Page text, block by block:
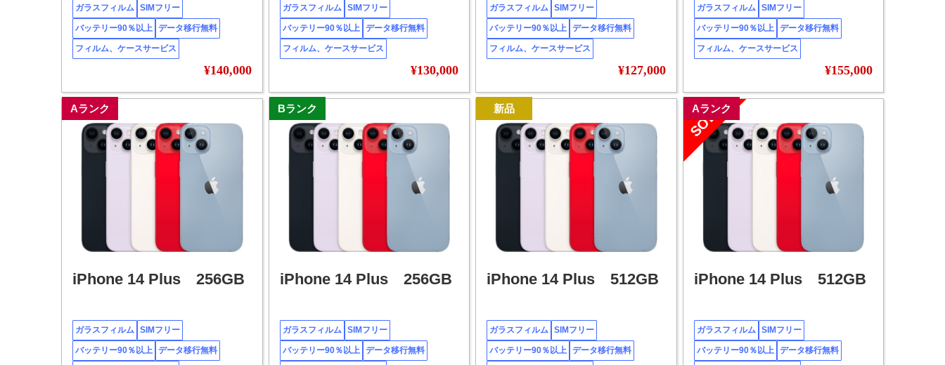
ガラスフィルム SIMフリー
バッテリー90％以上 データ移行無料
フィルム、ケースサービス
¥140,000
ガラスフィルム SIMフリー
バッテリー90％以上 データ移行無料
フィルム、ケースサービス
¥130,000
ガラスフィルム SIMフリー
バッテリー90％以上 データ移行無料
フィルム、ケースサービス
¥127,000
ガラスフィルム SIMフリー
バッテリー90％以上 データ移行無料
フィルム、ケースサービス
¥155,000
Aランク
iPhone 14 Plus 256GB
ガラスフィルム SIMフリー
バッテリー90％以上 データ移行無料
Bランク
iPhone 14 Plus 256GB
ガラスフィルム SIMフリー
バッテリー90％以上 データ移行無料
新品
iPhone 14 Plus 512GB
ガラスフィルム SIMフリー
バッテリー90％以上 データ移行無料
SOLD
Aランク
iPhone 14 Plus 512GB
ガラスフィルム SIMフリー
バッテリー90％以上 データ移行無料